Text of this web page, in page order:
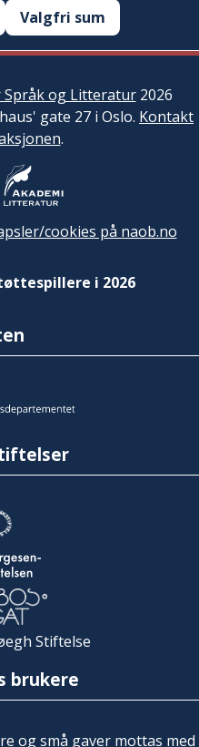
Valgfri sum
Språk og Litteratur2026
gate 27 i Oslo. Kontakt
.
cookies på naob.no
i 2026
Stiftelse
brukere
og små gaver mottas med